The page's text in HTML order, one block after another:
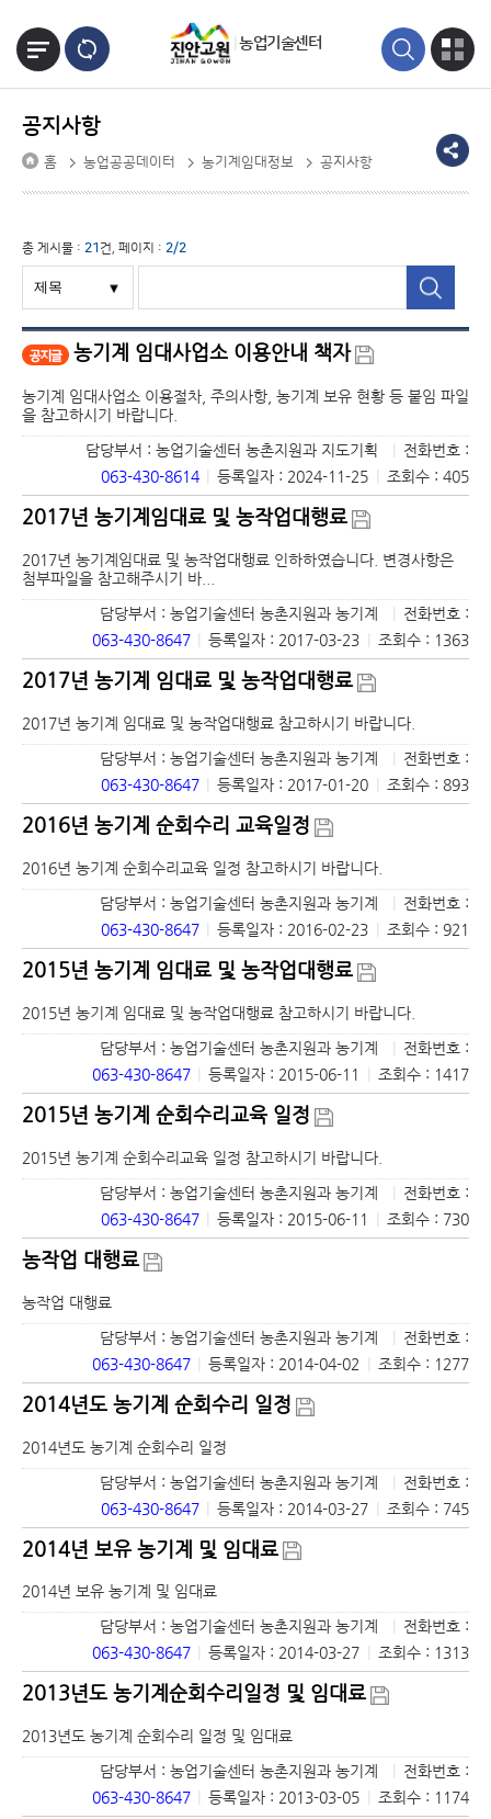
농업기술센터
공지사항
홈 농업공공데이터 농기계임대정보 공지사항
총 게시물 : 21 건, 페이지 : 2/2
농기계 임대사업소 이용안내 책자
농기계 임대사업소 이용절차, 주의사항, 농기계 보유 현황 등 붙임 파일
을 참고하시기 바랍니다.
담당부서 : 농업기술센터 농촌지원과 지도기획
전화번호 :
063-430-8614
등록일자 : 2024-11-25 조회수 : 405
2017년 농기계임대료 및 농작업대행료
2017년 농기계임대료 및 농작업대행료 인하하였습니다. 변경사항은
첨부파일을 참고해주시기 바...
담당부서 : 농업기술센터 농촌지원과 농기계
전화번호 :
063-430-8647
등록일자 : 2017-03-23 조회수 : 1363
2017년 농기계 임대료 및 농작업대행료
2017년 농기계 임대료 및 농작업대행료 참고하시기 바랍니다.
담당부서 : 농업기술센터 농촌지원과 농기계
전화번호 :
063-430-8647
등록일자 : 2017-01-20 조회수 : 893
2016년 농기계 순회수리 교육일정
2016년 농기계 순회수리교육 일정 참고하시기 바랍니다.
담당부서 : 농업기술센터 농촌지원과 농기계
전화번호 :
063-430-8647
등록일자 : 2016-02-23 조회수 : 921
2015년 농기계 임대료 및 농작업대행료
2015년 농기계 임대료 및 농작업대행료 참고하시기 바랍니다.
담당부서 : 농업기술센터 농촌지원과 농기계
전화번호 :
063-430-8647
등록일자 : 2015-06-11 조회수 : 1417
2015년 농기계 순회수리교육 일정
2015년 농기계 순회수리교육 일정 참고하시기 바랍니다.
담당부서 : 농업기술센터 농촌지원과 농기계
전화번호 :
063-430-8647
등록일자 : 2015-06-11 조회수 : 730
농작업 대행료
농작업 대행료
담당부서 : 농업기술센터 농촌지원과 농기계
| 전화번호 :
063-430-8647 | 등록일자 : 2014-04-02 | 조회수 : 1277
2014년도 농기계 순회수리 일정
2014년도 농기계 순회수리 일정
담당부서 : 농업기술센터 농촌지원과 농기계
| 전화번호 :
063-430-8647 | 등록일자 : 2014-03-27 | 조회수 : 745
2014년 보유 농기계 및 임대료
2014년 보유 농기계 및 임대료
담당부서 : 농업기술센터 농촌지원과 농기계
전화번호 :
063-430-8647
등록일자 : 2014-03-27 조회수 : 1313
2013년도 농기계순회수리일정 및 임대료
2013년도 농기계 순회수리 일정 및 임대료
담당부서 : 농업기술센터 농촌지원과 농기계
전화번호 :
063-430-8647
등록일자 : 2013-03-05 조회수 : 1174